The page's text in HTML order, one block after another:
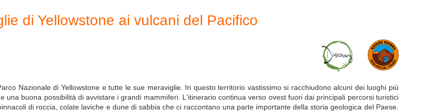
di Yellowstone ai vulcani del Pacifico
Nazionale di Yellowstone e tutte le sue meraviglie. In questo territorio vastissimo si racchiudono alcuni dei luoghi più
una buona possibilità di avvistare i grandi mammiferi. L'itinerario continua verso ovest fuori dai principali percorsi turistici
di roccia, colate laviche e dune di sabbia che ci raccontano una parte importante della storia geologica del Paese.